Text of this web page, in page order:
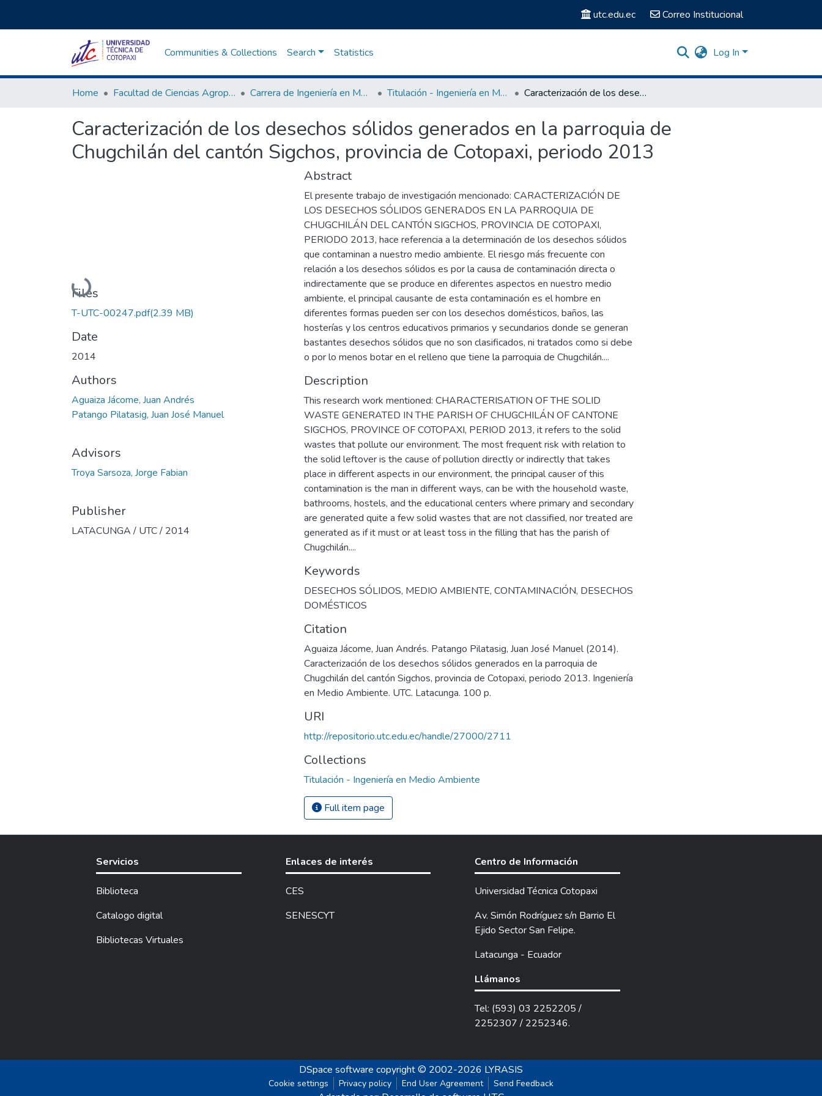
utc.edu.ec Correo Institucional
Communities & Collections Search Statistics Log In
Home Facultad de Ciencias Agropecuarias y Recursos Naturales Carrera de Ingeniería en Medio Ambiente Titulación - Ingeniería en Medio Ambiente Caracterización de los desechos sólidos generados en la parroquia de Chugchilán del cantón Sigchos, provincia de Cotopaxi, periodo 2013
Caracterización de los desechos sólidos generados en la parroquia de
Chugchilán del cantón Sigchos, provincia de Cotopaxi, periodo 2013
Loading...
Files
T-UTC-00247.pdf(2.39 MB)
Date
2014
Authors
Aguaiza Jácome, Juan Andrés
Patango Pilatasig, Juan José Manuel
Advisors
Troya Sarsoza, Jorge Fabian
Publisher
LATACUNGA / UTC / 2014
Abstract
El presente trabajo de investigación mencionado: CARACTERIZACIÓN DE
LOS DESECHOS SÓLIDOS GENERADOS EN LA PARROQUIA DE
CHUGCHILÁN DEL CANTÓN SIGCHOS, PROVINCIA DE COTOPAXI,
PERIODO 2013, hace referencia a la determinación de los desechos sólidos
que contaminan a nuestro medio ambiente. El riesgo más frecuente con
relación a los desechos sólidos es por la causa de contaminación directa o
indirectamente que se produce en diferentes aspectos en nuestro medio
ambiente, el principal causante de esta contaminación es el hombre en
diferentes formas pueden ser con los desechos domésticos, baños, las
hosterías y los centros educativos primarios y secundarios donde se generan
bastantes desechos sólidos que no son clasificados, ni tratados como si debe
o por lo menos botar en el relleno que tiene la parroquia de Chugchilán....
Description
This research work mentioned: CHARACTERISATION OF THE SOLID
WASTE GENERATED IN THE PARISH OF CHUGCHILÁN OF CANTONE
SIGCHOS, PROVINCE OF COTOPAXI, PERIOD 2013, it refers to the solid
wastes that pollute our environment. The most frequent risk with relation to
the solid leftover is the cause of pollution directly or indirectly that takes
place in different aspects in our environment, the principal causer of this
contamination is the man in different ways, can be with the household waste,
bathrooms, hostels, and the educational centers where primary and secondary
are generated quite a few solid wastes that are not classified, nor treated are
generated as if it must or at least toss in the filling that has the parish of
Chugchilán....
Keywords
DESECHOS SÓLIDOS, MEDIO AMBIENTE, CONTAMINACIÓN, DESECHOS
DOMÉSTICOS
Citation
Aguaiza Jácome, Juan Andrés. Patango Pilatasig, Juan José Manuel (2014).
Caracterización de los desechos sólidos generados en la parroquia de
Chugchilán del cantón Sigchos, provincia de Cotopaxi, periodo 2013. Ingeniería
en Medio Ambiente. UTC. Latacunga. 100 p.
URI
http://repositorio.utc.edu.ec/handle/27000/2711
Collections
Titulación - Ingeniería en Medio Ambiente
Full item page
Servicios
Biblioteca
Catalogo digital
Bibliotecas Virtuales
Enlaces de interés
CES
SENESCYT
Centro de Información
Universidad Técnica Cotopaxi
Av. Simón Rodríguez s/n Barrio El
Ejido Sector San Felipe.
Latacunga - Ecuador
Llámanos
Tel: (593) 03 2252205 /
2252307 / 2252346.
DSpace software copyright © 2002-2026 LYRASIS
Cookie settings Privacy policy End User Agreement Send Feedback